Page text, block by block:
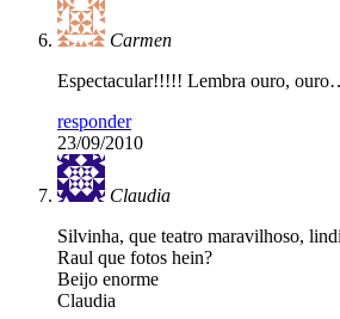
Carmen
Espectacular!!!!! Lembra ouro,
responder
23/09/2010
Claudia
Silvinha, que teatro maravilhoso,
Raul que fotos hein?
Beijo enorme
Claudia